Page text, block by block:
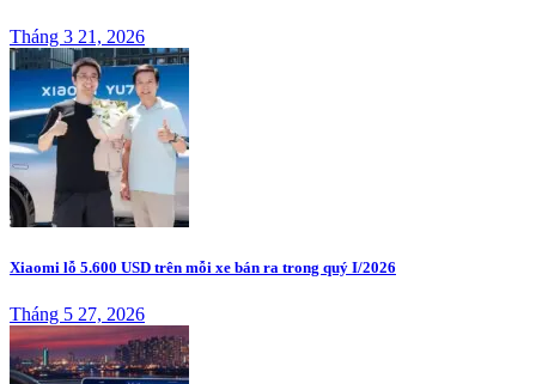
Tháng 3 21, 2026
Xiaomi lỗ 5.600 USD trên mỗi xe bán ra trong quý I/2026
Tháng 5 27, 2026